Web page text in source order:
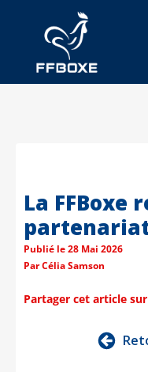
La FFBoxe
Publié le28 Mai 2026
ParCélia Samson
Partager cet article sur